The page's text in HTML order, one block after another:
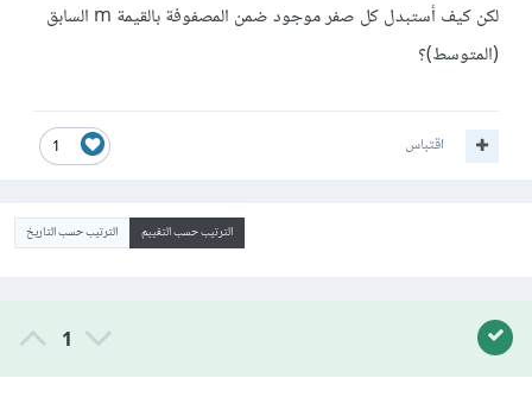
لكن كيف أستبدل كل صفر موجود ضمن المصفوفة بالقيمة m السابق
(المتوسط)؟
1 اقتباس
الترتيب حسب التقييم الترتيب حسب التاريخ
1